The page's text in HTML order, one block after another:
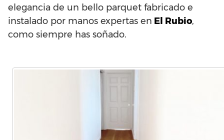
elegancia de un bello parquet fabricado e
instalado por manos expertas en El Rubio,
como siempre has soñado.